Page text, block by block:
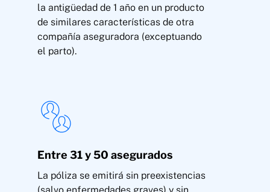
la antigüedad de 1 año en un producto
de similares características de otra
compañía aseguradora (exceptuando
el parto).
Entre 31 y 50 asegurados
La póliza se emitirá sin preexistencias